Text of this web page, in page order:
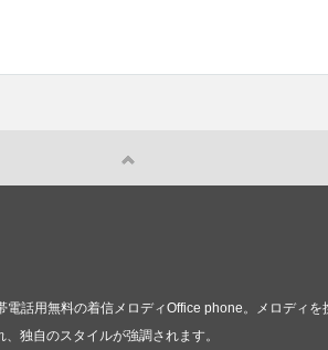
話用無料の着信メロディOffice phone。メロディ
独自のスタイルが強調されます。